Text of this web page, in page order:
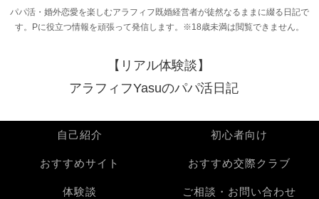
パパ活・婚外恋愛を楽しむアラフィフ既婚経営者が徒然なるままに綴る日記で
す。Pに役立つ情報を頑張って発信します。※18歳未満は閲覧できません。
【リアル体験談】
アラフィフYasuのパパ活日記
自己紹介 初心者向け
おすすめサイト おすすめ交際クラブ
体験談 ご相談・お問い合わせ